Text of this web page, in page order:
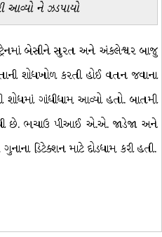
આવ્યો ને ઝડપાયો
બેસીને સુરત અને અંકલેશ્વર બાજુ
શોધખોળ કરતી હોઈ વતન જવાના
ગાંધીધામ આવ્યો હતો. બાતમી
છે. ભચાઉ પીઆઈ એ.એ. જાડેજા અને
ડિટેક્શન માટે દોડધામ કરી હતી.